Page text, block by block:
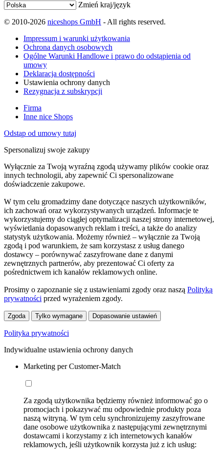
Zmień kraj/język
© 2010-2026 niceshops GmbH - All rights reserved.
Impressum i warunki użytkowania
Ochrona danych osobowych
Ogólne Warunki Handlowe i prawo do odstąpienia od
umowy
Deklaracja dostępności
Ustawienia ochrony danych
Rezygnacja z subskrypcji
Firma
Inne nice Shops
Odstąp od umowy tutaj
Spersonalizuj swoje zakupy
Wyłącznie za Twoją wyraźną zgodą używamy plików cookie oraz
innych technologii, aby zapewnić Ci spersonalizowane
doświadczenie zakupowe.
W tym celu gromadzimy dane dotyczące naszych użytkowników,
ich zachowań oraz wykorzystywanych urządzeń. Informacje te
wykorzystujemy do ciągłej optymalizacji naszej strony internetowej,
wyświetlania dopasowanych reklam i treści, a także do analizy
statystyk użytkowania. Możemy również – wyłącznie za Twoją
zgodą i pod warunkiem, że sam korzystasz z usług danego
dostawcy – porównywać zaszyfrowane dane z danymi
zewnętrznych partnerów, aby prezentować Ci oferty za
pośrednictwem ich kanałów reklamowych online.
Prosimy o zapoznanie się z ustawieniami zgody oraz naszą Polityką
prywatności przed wyrażeniem zgody.
Zgoda Tylko wymagane Dopasowanie ustawień
Polityka prywatności
Indywidualne ustawienia ochrony danych
Marketing per Customer-Match
Za zgodą użytkownika będziemy również informować go o
promocjach i pokazywać mu odpowiednie produkty poza
naszą witryną. W tym celu synchronizujemy zaszyfrowane
dane osobowe użytkownika z następującymi zewnętrznymi
dostawcami i korzystamy z ich internetowych kanałów
reklamowych, jeśli użytkownik korzysta już z ich usług: